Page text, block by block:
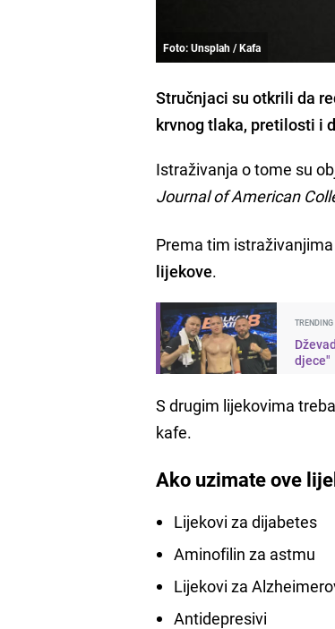
Foto: Unsplah / Kafa
Stručnjaci su otkrili da
krvnog tlaka, pretilosti i
Istraživanja o tome su
Journal of American
Prema tim
lijekove.
TRENDING
djece"
S drugim lijekovima
kafe.
Ako uzimate ove
Lijekovi za dijabetes
Aminofilin za astmu
Lijekovi za
Antidepresivi